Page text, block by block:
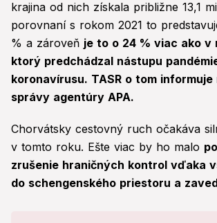
krajina od nich získala približne 13,1
porovnaní s rokom 2021 to
% a zároveň je to o 24 % viac ako v
ktorý predchádzal nástupu
koronavírusu. TASR o tom informuje
správy agentúry APA.
Chorvátsky cestovný ruch očakáva
v tomto roku. Ešte viac by ho malo
zrušenie hraničných kontrol vďaka
do schengenského priestoru a